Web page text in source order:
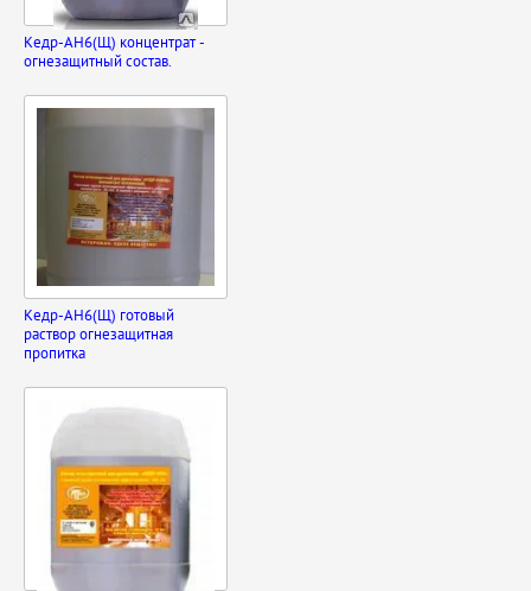
Кедр-АН6(Щ) концентрат -
огнезащитный состав.
Кедр-АН6(Щ) готовый
раствор огнезащитная
пропитка